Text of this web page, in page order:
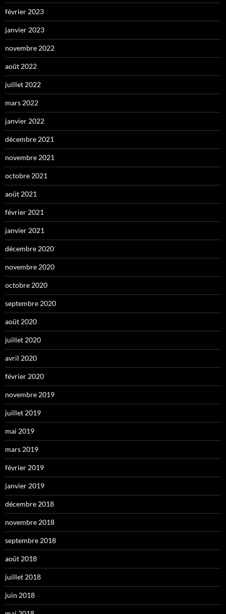
février 2023
janvier 2023
novembre 2022
août 2022
juillet 2022
mars 2022
janvier 2022
décembre 2021
novembre 2021
octobre 2021
août 2021
février 2021
janvier 2021
décembre 2020
novembre 2020
octobre 2020
septembre 2020
août 2020
juillet 2020
avril 2020
février 2020
novembre 2019
juillet 2019
mai 2019
mars 2019
février 2019
janvier 2019
décembre 2018
novembre 2018
septembre 2018
août 2018
juillet 2018
juin 2018